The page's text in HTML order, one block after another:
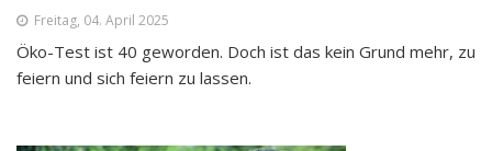
Freitag, 04. April 2025
Öko-Test ist 40 geworden. Doch ist das kein Grund mehr, zu
feiern und sich feiern zu lassen.